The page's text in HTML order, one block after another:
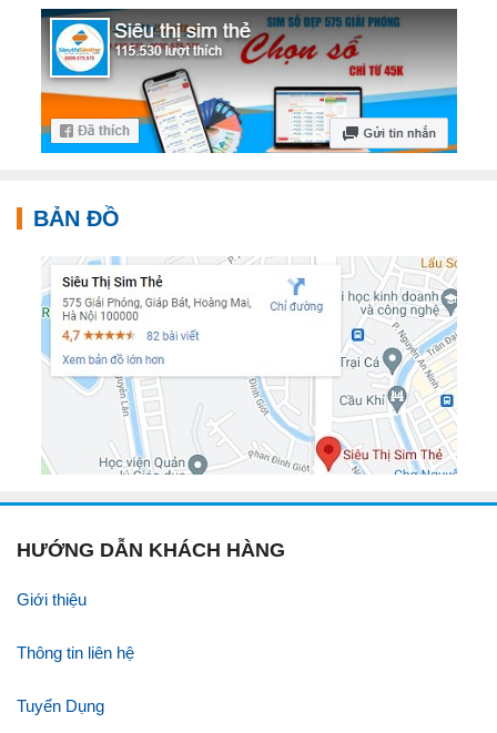
BẢN ĐỒ
HƯỚNG DẪN KHÁCH HÀNG
Giới thiệu
Thông tin liên hệ
Tuyển Dụng